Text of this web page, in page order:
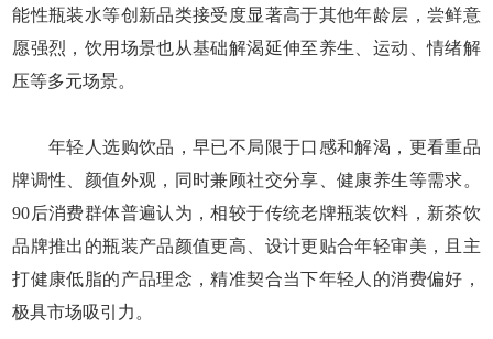
能性瓶装水等创新品类接受度显著高于其他年龄层，尝鲜意
愿强烈，饮用场景也从基础解渴延伸至养生、运动、情绪解
压等多元场景。
年轻人选购饮品，早已不局限于口感和解渴，更看重品
牌调性、颜值外观，同时兼顾社交分享、健康养生等需求。
90后消费群体普遍认为，相较于传统老牌瓶装饮料，新茶饮
品牌推出的瓶装产品颜值更高、设计更贴合年轻审美，且主
打健康低脂的产品理念，精准契合当下年轻人的消费偏好，
极具市场吸引力。